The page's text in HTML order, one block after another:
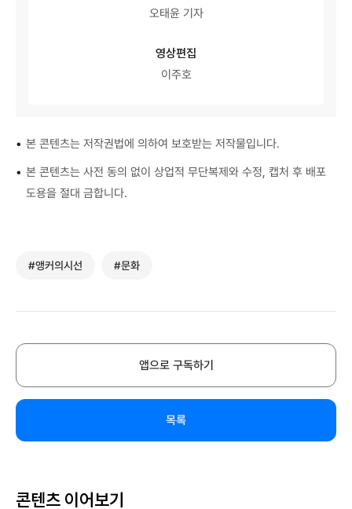
오태윤 기자
영상편집
이주호
• 본 콘텐츠는 저작권법에 의하여 보호받는 저작물입니다.
• 본 콘텐츠는 사전 동의 없이 상업적 무단복제와 수정, 캡처 후 배포
도용을 절대 금합니다.
#앵커의시선 #문화
앱으로 구독하기
목록
콘텐츠 이어보기